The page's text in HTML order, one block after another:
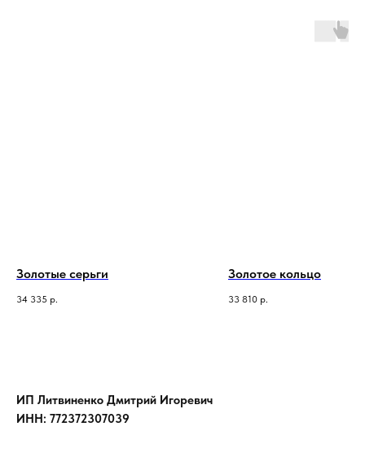
Золотые серьги
34 335 р.
Золотое кольцо
33 810 р.
ИП Литвиненко Дмитрий Игоревич
ИНН: 772372307039